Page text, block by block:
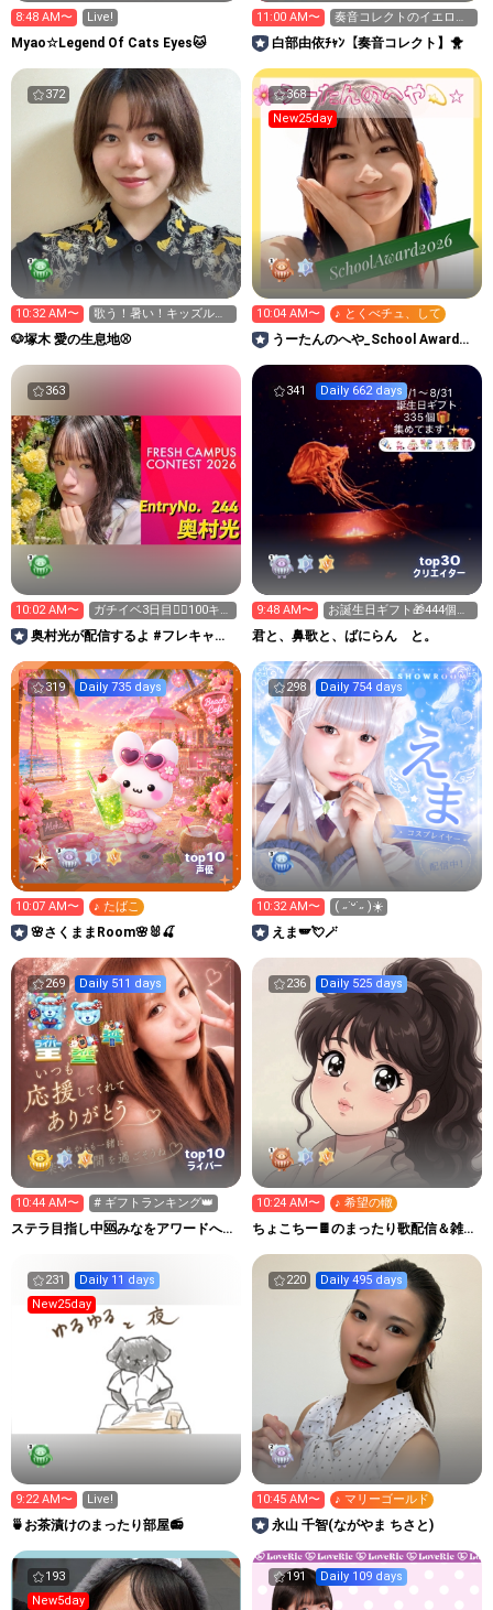
8:48 AM〜 Live!
Myao☆Legend Of Cats Eyes🐱
11:00 AM〜
奏音コレクトのイエロー
💛フォローしてね！
白部由依ﾁｬﾝ【奏音コレクト】🐥
372
10:32 AM〜
歌う！暑い！キッズルー
ム！寝坊した！
🐶塚木 愛の生息地⚾️
368
New25day
10:04 AM〜 ♪ とくべチュ、して
うーたんのへや_School Award
363
10:02 AM〜
ガチイベ3日目❤️‍🔥100キラ
くださいナ
奥村光が配信するよ #フレキャン
341 Daily 662 days
top30
クリエイター
9:48 AM〜
お誕生日ギフト🎁444個🎉
集めてます✨✨
君と、鼻歌と、ばにらん と。
319 Daily 735 days
top10
声優
10:07 AM〜 ♪ たばこ
🌸さくままRoom🌸🐰🍒
298 Daily 754 days
10:32 AM〜 ( ˶˙ᵕ˙˶ )☀️
えま🪽💘🪄︎︎
269 Daily 511 days
top10
ライバー
10:44 AM〜 # ギフトランキング👑
ステラ目指し中🆘みなをアワードへ連
236 Daily 525 days
10:24 AM〜 ♪ 希望の轍
ちょこちー🍫のまったり歌配信＆雑談
231
Daily 11 days
New25day
9:22 AM〜 Live!
🍵お茶漬けのまったり部屋📻
220 Daily 495 days
10:45 AM〜 ♪ マリーゴールド
永山 千智(ながやま ちさと)
193
New5day
191 Daily 109 days